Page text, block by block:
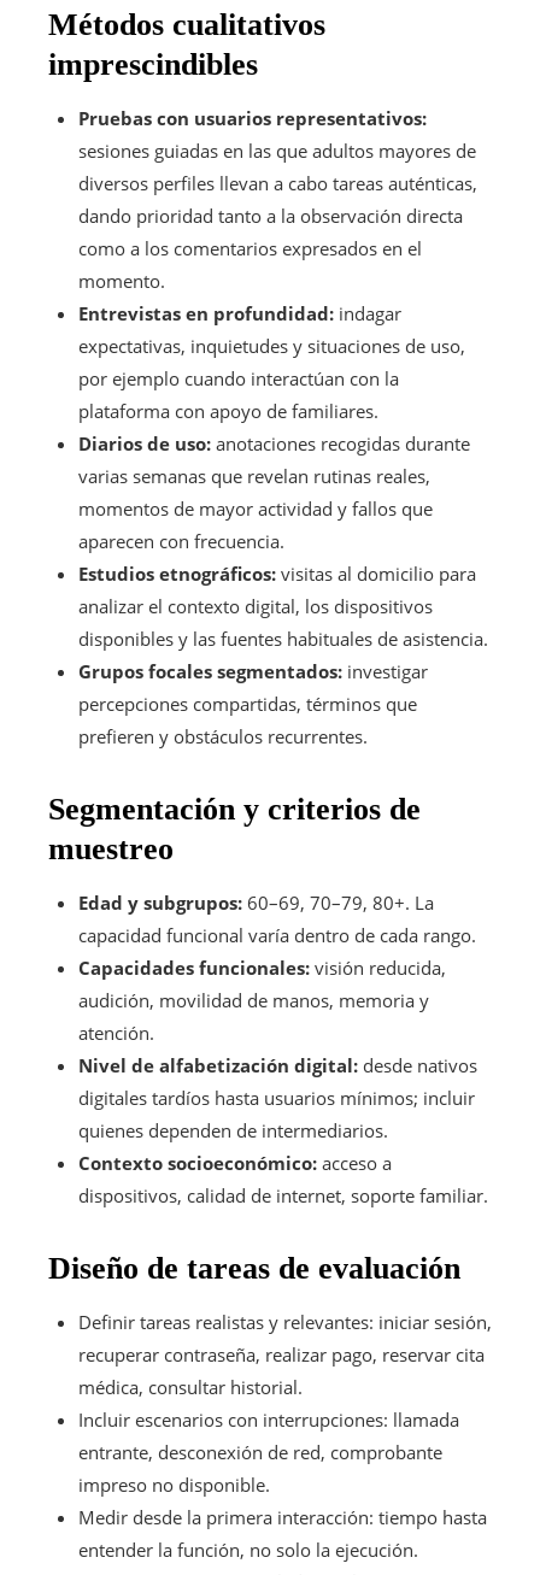
Métodos cualitativos
imprescindibles
Pruebas con usuarios representativos:
sesiones guiadas en las que adultos mayores de
diversos perfiles llevan a cabo tareas auténticas,
dando prioridad tanto a la observación directa
como a los comentarios expresados en el
momento.
Entrevistas en profundidad: indagar
expectativas, inquietudes y situaciones de uso,
por ejemplo cuando interactúan con la
plataforma con apoyo de familiares.
Diarios de uso: anotaciones recogidas durante
varias semanas que revelan rutinas reales,
momentos de mayor actividad y fallos que
aparecen con frecuencia.
Estudios etnográficos: visitas al domicilio para
analizar el contexto digital, los dispositivos
disponibles y las fuentes habituales de asistencia.
Grupos focales segmentados: investigar
percepciones compartidas, términos que
prefieren y obstáculos recurrentes.
Segmentación y criterios de
muestreo
Edad y subgrupos: 60–69, 70–79, 80+. La
capacidad funcional varía dentro de cada rango.
Capacidades funcionales: visión reducida,
audición, movilidad de manos, memoria y
atención.
Nivel de alfabetización digital: desde nativos
digitales tardíos hasta usuarios mínimos; incluir
quienes dependen de intermediarios.
Contexto socioeconómico: acceso a
dispositivos, calidad de internet, soporte familiar.
Diseño de tareas de evaluación
Definir tareas realistas y relevantes: iniciar sesión,
recuperar contraseña, realizar pago, reservar cita
médica, consultar historial.
Incluir escenarios con interrupciones: llamada
entrante, desconexión de red, comprobante
impreso no disponible.
Medir desde la primera interacción: tiempo hasta
entender la función, no solo la ejecución.